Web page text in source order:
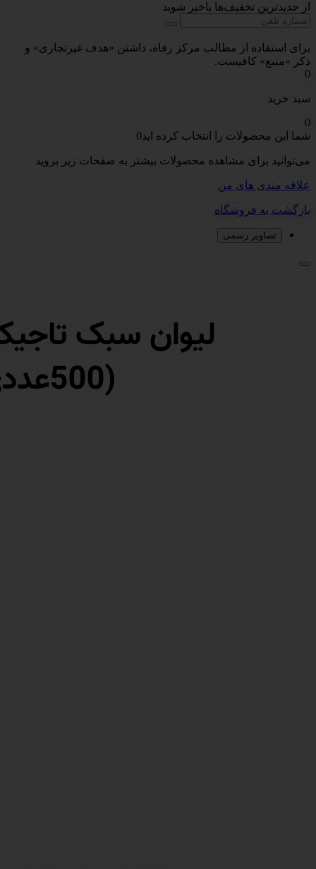
از جدیدترین تخفیف‌ها باخبر شوید
برای استفاده از مطالب مرکز رفاه، داشتن «هدف غیرتجاری» و
ذکر «منبع» کافیست.
0
سبد خرید
0
شما این محصولات را انتخاب کرده اید0
می‌توانید برای مشاهده محصولات بیشتر به صفحات زیر بروید
علاقه مندی های من
بازگشت به فروشگاه
تصاویر رسمی